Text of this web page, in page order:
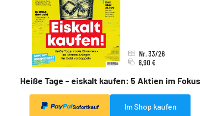
Heiße Tage – eiskalt kaufen: 5 Aktien im Fokus
Nr. 33/26
8,90 €
Sofortkauf Im Shop kaufen